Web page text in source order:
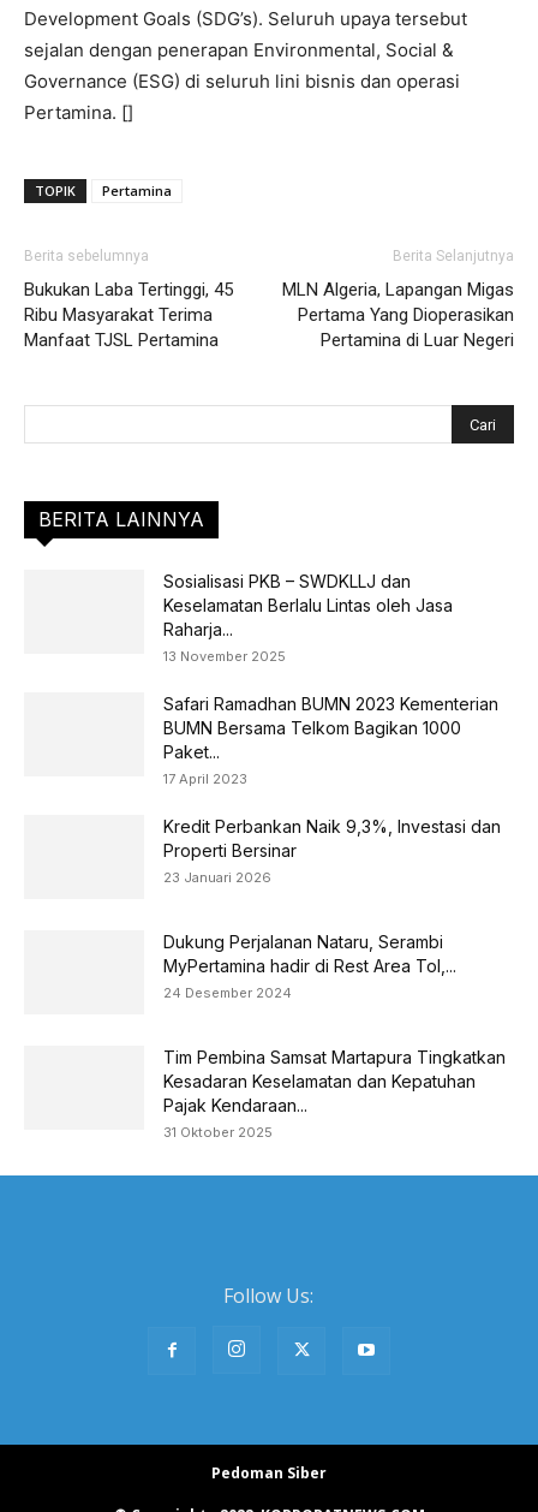
Development Goals (SDG’s). Seluruh upaya tersebut
sejalan dengan penerapan Environmental, Social &
Governance (ESG) di seluruh lini bisnis dan operasi
Pertamina. []
TOPIK Pertamina
Berita sebelumnya
Bukukan Laba Tertinggi, 45
Ribu Masyarakat Terima
Manfaat TJSL Pertamina
Berita Selanjutnya
MLN Algeria, Lapangan Migas
Pertama Yang Dioperasikan
Pertamina di Luar Negeri
BERITA LAINNYA
Sosialisasi PKB – SWDKLLJ dan
Keselamatan Berlalu Lintas oleh Jasa
Raharja...
13 November 2025
Safari Ramadhan BUMN 2023 Kementerian
BUMN Bersama Telkom Bagikan 1000
Paket...
17 April 2023
Kredit Perbankan Naik 9,3%, Investasi dan
Properti Bersinar
23 Januari 2026
Dukung Perjalanan Nataru, Serambi
MyPertamina hadir di Rest Area Tol,...
24 Desember 2024
Tim Pembina Samsat Martapura Tingkatkan
Kesadaran Keselamatan dan Kepatuhan
Pajak Kendaraan...
31 Oktober 2025
Follow Us:
Pedoman Siber